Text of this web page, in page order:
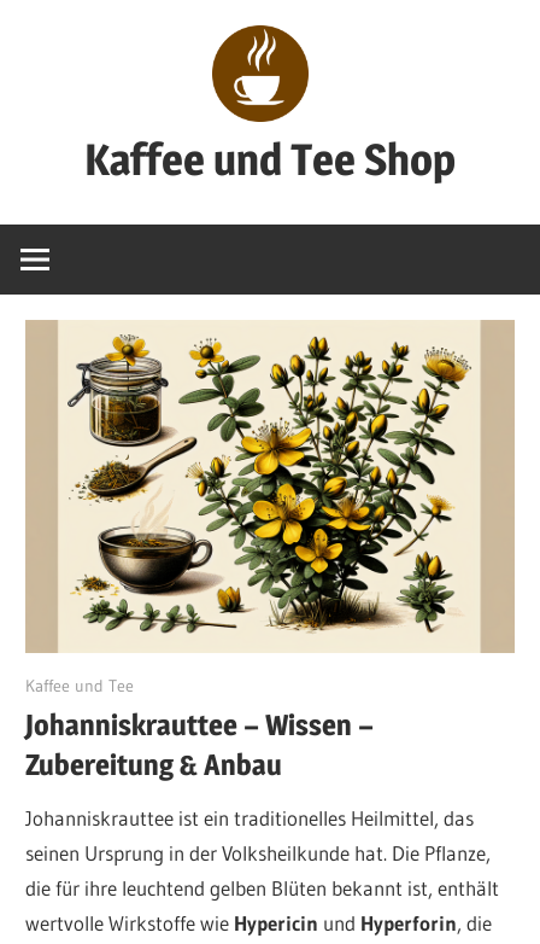
Kaffee und Tee Shop
pur
August 7, 2024
Kaffee und Tee
Johanniskrauttee – Wissen –
Zubereitung & Anbau
Johanniskrauttee ist ein traditionelles Heilmittel, das
seinen Ursprung in der Volksheilkunde hat. Die Pflanze,
die für ihre leuchtend gelben Blüten bekannt ist, enthält
wertvolle Wirkstoffe wie Hypericin und Hyperforin, die